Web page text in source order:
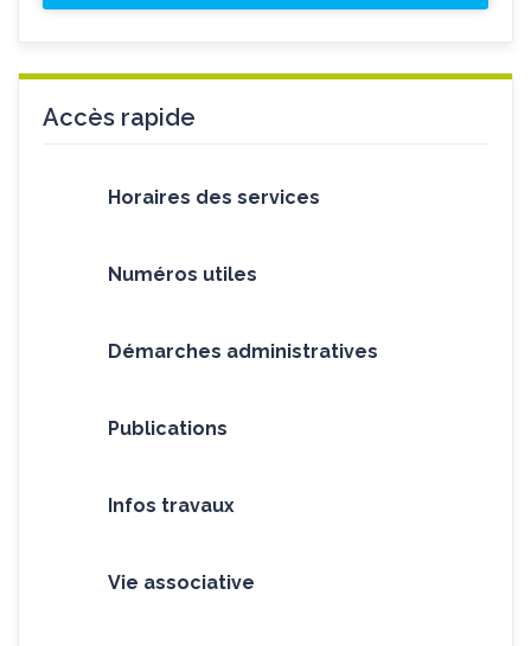
Accès rapide
Horaires des services
Numéros utiles
Démarches administratives
Publications
Infos travaux
Vie associative